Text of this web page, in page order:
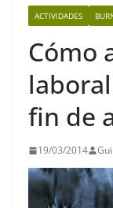
ACTIVIDADES
Cómo
fin de
19/03/2014